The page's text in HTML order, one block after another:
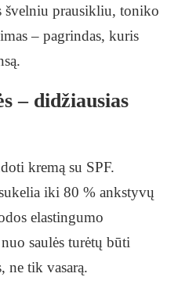
švelniu prausikliu, toniko
– pagrindas, kuris
– didžiausias
kremą su SPF.
iki 80 % ankstyvų
elastingumo
saulės turėtų būti
ne tik vasarą.